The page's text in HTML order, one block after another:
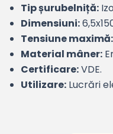
Tip șurubelniță:
Dimensiuni:
Tensiune maximă:
Material mâner:
Certificare:VDE.
Utilizare: Lucrări